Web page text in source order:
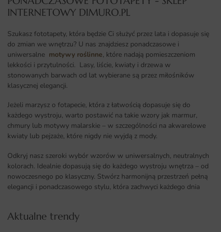
INTERNETOWY DIMURO.PL​
Szukasz fototapety, która będzie Ci służyć przez lata i dopasuje się
do zmian we wnętrzu? U nas znajdziesz ponadczasowe i
uniwersalne motywy roślinne, które nadają pomieszczeniom
lekkości i przytulności. Lasy, liście, kwiaty i drzewa w
stonowanych barwach od lat wybierane są przez miłośników
klasycznej elegancji.
Jeżeli marzysz o fotapecie, która z łatwością dopasuje się do
każdego wystroju, warto postawić na takie wzory jak marmur,
chmury lub motywy malarskie – w szczególności na akwarelowe
kwiaty lub pejzaże, które nigdy nie wyjdą z mody.
Odkryj nasz szeroki wybór wzorów w uniwersalnych, neutralnych
kolorach. Idealnie dopasują się do każdego wystroju wnętrza – od
nowoczesnego po klasyczny. Stwórz harmonijną przestrzeń pełną
elegancji i ponadczasowego stylu, która zachwyci każdego dnia
Aktualne trendy​